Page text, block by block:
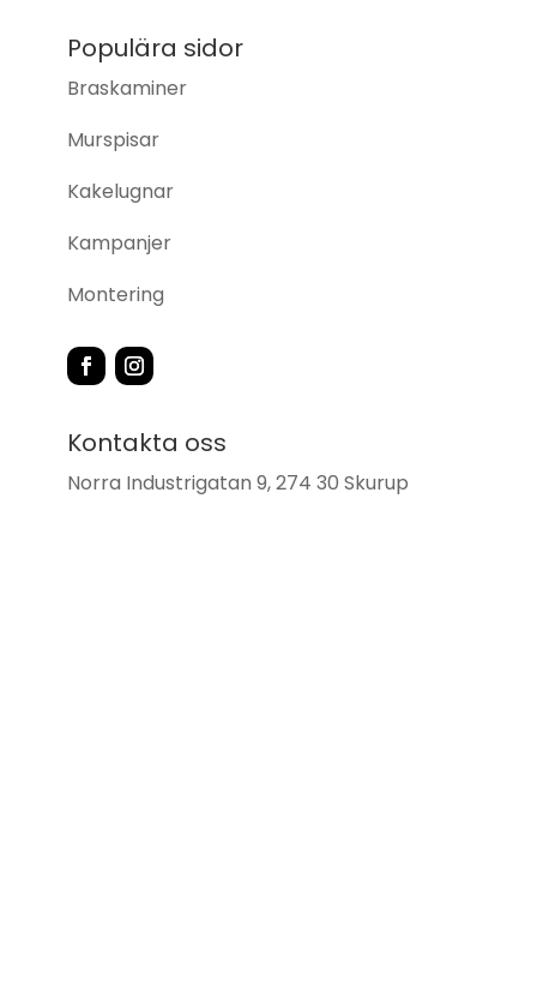
Populära sidor
Braskaminer
Murspisar
Kakelugnar
Kampanjer
Montering
Kontakta oss
Norra Industrigatan 9, 274 30 Skurup